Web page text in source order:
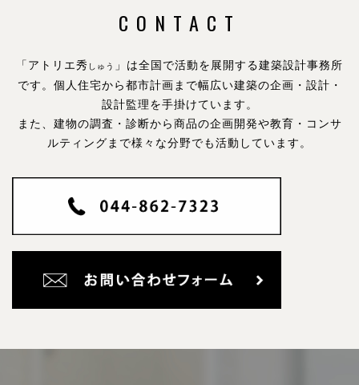
CONTACT
「アトリエ秀 しゅう
」は全国で活動を展開する建築設計事務所
です。 個人住宅から都市計画まで幅広い建築の企画・設計・
設計監理を手掛けています。
また、建物の調査・診断から商品の企画開発や教育・コンサ
ルティングまで様々な分野でも活動しています。